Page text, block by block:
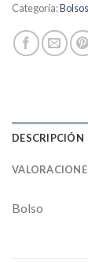
Categoría:
DESCRIPCIÓN
Bolso